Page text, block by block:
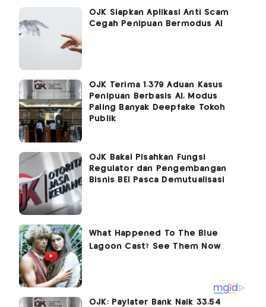
OJK Siapkan Aplikasi Anti Scam
Cegah Penipuan Bermodus AI
OJK Terima 1.379 Aduan Kasus
Penipuan Berbasis AI, Modus
Paling Banyak Deepfake Tokoh
Publik
OJK Bakal Pisahkan Fungsi
Regulator dan Pengembangan
Bisnis BEI Pasca Demutualisasi
OJK: Paylater Bank Naik 33,54